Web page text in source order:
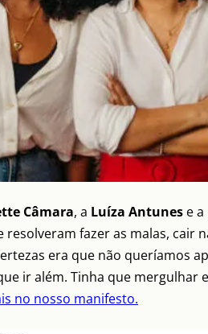
Câmara, a Luíza Antunes e a
resolveram fazer as malas, cair
era que não queríamos
ir além. Tinha que mergulhar
no nosso manifesto.